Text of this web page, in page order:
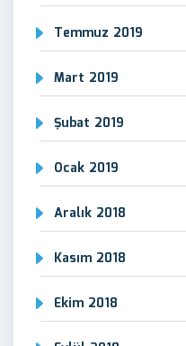
Temmuz 2019
Mart 2019
Şubat 2019
Ocak 2019
Aralık 2018
Kasım 2018
Ekim 2018